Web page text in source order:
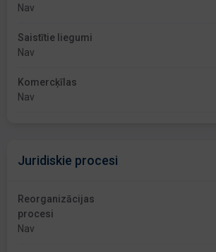
Nav
Saistītie liegumi
Nav
Komercķīlas
Nav
Juridiskie procesi
Reorganizācijas
procesi
Nav